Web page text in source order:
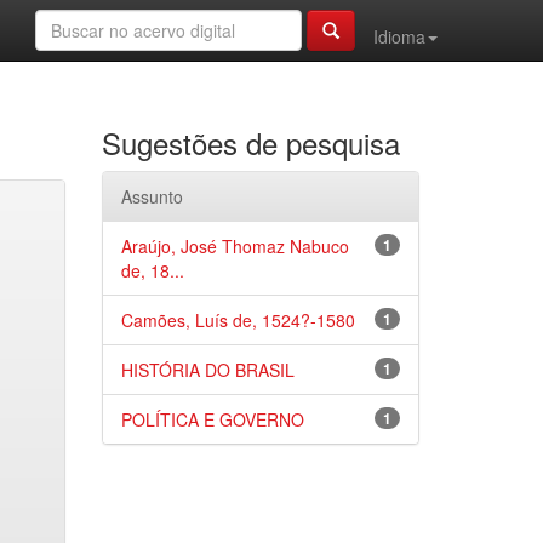
Idioma
Sugestões de pesquisa
Assunto
1
Araújo, José Thomaz Nabuco
de, 18...
1
Camões, Luís de, 1524?-1580
1
HISTÓRIA DO BRASIL
1
POLÍTICA E GOVERNO